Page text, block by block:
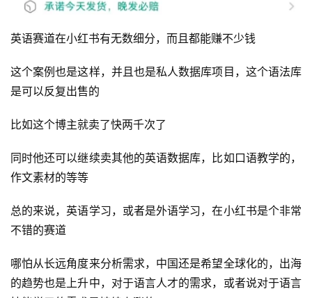
页
行
快
讯
开
眼
案
例
避
坑
指
南
登录 注册
英语赛道在小红书有无数细分，而且都能赚不少钱
这个案例也是这样，并且也是私人数据库项目，这个语法库
是可以反复出售的
比如这个博主就卖了快两千次了
同时他还可以继续卖其他的英语数据库，比如口语教学的，
作文素材的等等
总的来说，英语学习，或者是外语学习，在小红书是个非常
不错的赛道
哪怕从长远角度来分析需求，中国还是希望全球化的，出海
的趋势也是上升中，对于语言人才的需求，或者说对于语言